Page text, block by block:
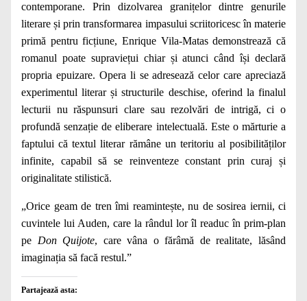
contemporane. Prin dizolvarea granițelor dintre genurile
literare și prin transformarea impasului scriitoricesc în materie
primă pentru ficțiune, Enrique Vila-Matas demonstrează că
romanul poate supraviețui chiar și atunci când își declară
propria epuizare. Opera li se adresează celor care apreciază
experimentul literar și structurile deschise, oferind la finalul
lecturii nu răspunsuri clare sau rezolvări de intrigă, ci o
profundă senzație de eliberare intelectuală. Este o mărturie a
faptului că textul literar rămâne un teritoriu al posibilităților
infinite, capabil să se reinventeze constant prin curaj și
originalitate stilistică.
„Orice geam de tren îmi reamintește, nu de sosirea iernii, ci
cuvintele lui Auden, care la rândul lor îl readuc în prim-plan
pe Don Quijote, care vâna o fărâmă de realitate, lăsând
imaginația să facă restul.”
Partajează asta: